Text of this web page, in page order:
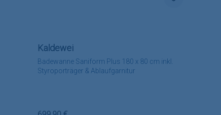
Badewanne Saniform Plus 180 x 80 cm inkl.
Styroporträger & Ablaufgarnitur
Kaldewei